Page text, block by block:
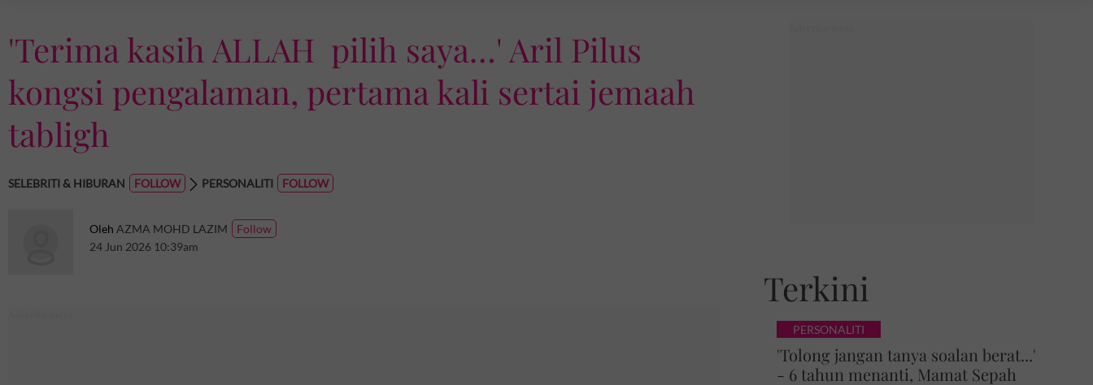
'Terima kasih ALLAH pilih saya…' Aril Pilus
kongsi pengalaman, pertama kali sertai jemaah
tabligh
SELEBRITI & HIBURAN PERSONALITI
Oleh AZMA MOHD LAZIM
24 Jun 2026 10:39am
Terkini
PERSONALITI
'Tolong jangan tanya soalan berat...'
- 6 tahun menanti, Mamat Sepah